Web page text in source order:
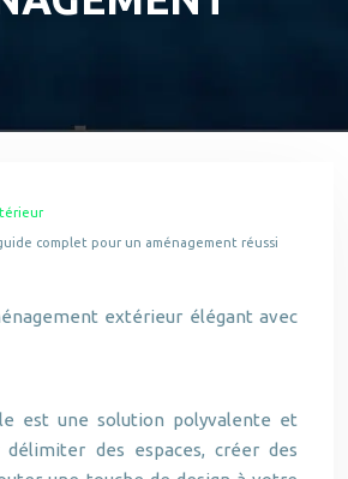
complet pour un aménagement réussi
est une solution polyvalente et
des espaces, créer des